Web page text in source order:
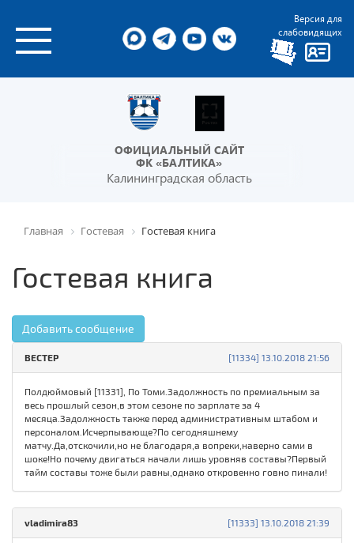
Версия для
слабовидящих
ОФИЦИАЛЬНЫЙ САЙТ
ФК «БАЛТИКА»
Калининградская область
Главная Гостевая Гостевая книга
Гостевая книга
Добавить сообщение
[11334] 13.10.2018 21:56
ВЕСТЕР
Полдюймовый [11331], По Томи.Задолжность по премиальным за
весь прошлый сезон,в этом сезоне по зарплате за 4
месяца.Задолжность также перед административным штабом и
персоналом.Исчерпывающе?По сегодняшнему
матчу.Да,отскочили,но не благодаря,а вопреки,наверно сами в
шоке!Но почему двигаться начали лишь уровняв составы?Первый
тайм составы тоже были равны,однако откровенно говно пинали!
[11333] 13.10.2018 21:39
vladimira83